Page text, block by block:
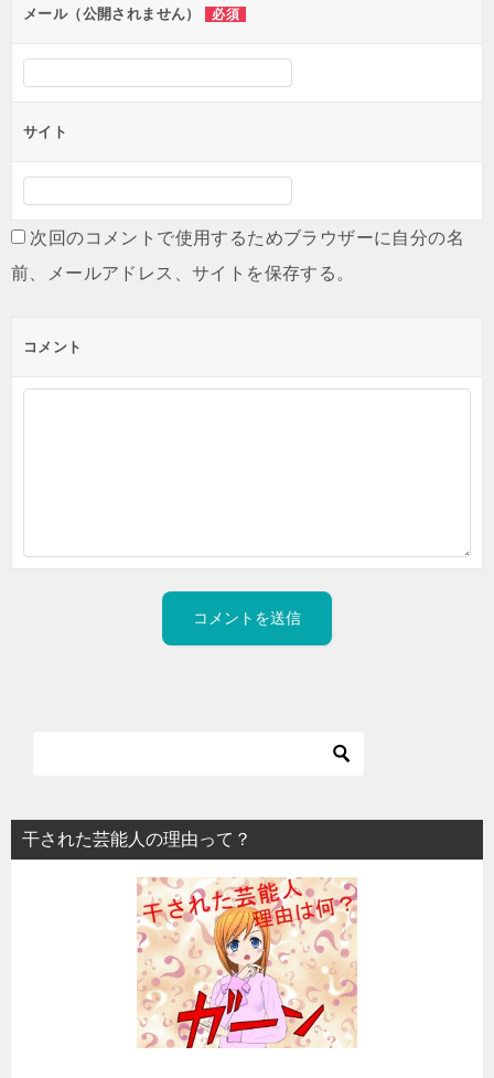
ンメール（公開されません） 必須
サイト
次回のコメントで使用するためブラウザーに自分の名
前、メールアドレス、サイトを保存する。
コメント
干された芸能人の理由って？